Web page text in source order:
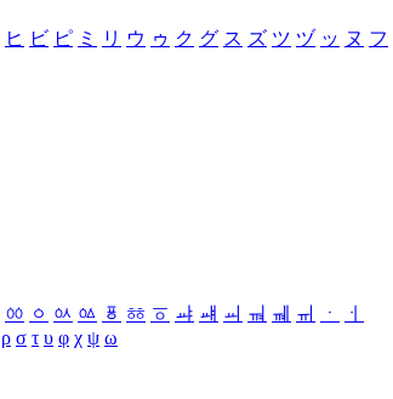
ヒ ビ ピ ミ リ ウ ゥ ク グ ス ズ ツ ヅ ッ ヌ フ
ㆀ ㆁ ㆂ ㆃ ㆄ ㆅ ㆆ ㆇ ㆈ ㆉ ㆊ ㆋ ㆌ ㆍ
ㆎ
ρ σ τ υ φ χ ψ ω